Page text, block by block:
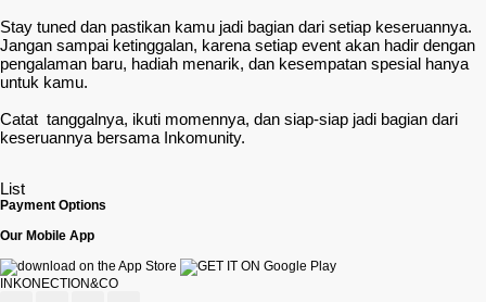
Stay tuned dan pastikan kamu jadi bagian dari setiap keseruannya.
Jangan sampai ketinggalan, karena setiap event akan hadir dengan
pengalaman baru, hadiah menarik, dan kesempatan spesial hanya
untuk kamu.
Catat tanggalnya, ikuti momennya, dan siap-siap jadi bagian dari
keseruannya bersama Inkomunity.
List
Payment Options
Our Mobile App
INKONECTION&CO